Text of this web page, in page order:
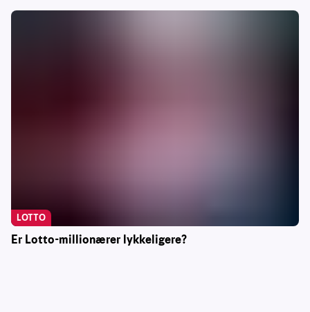
Er Lotto-millionærer lykkeligere?
LOTTO